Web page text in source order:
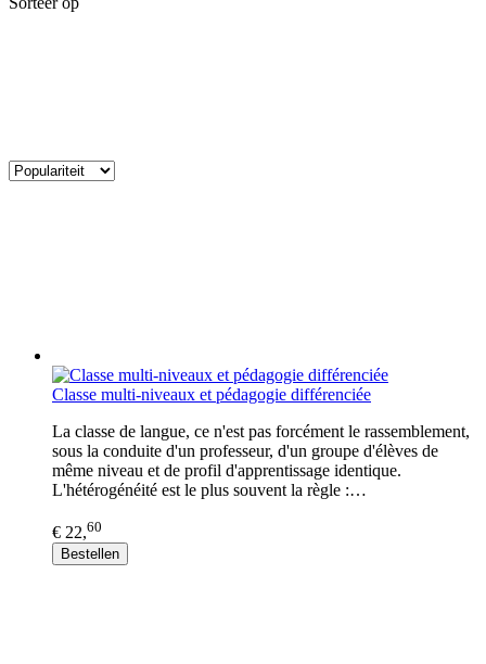
Classe multi-niveaux et pédagogie différenciée
La classe de langue, ce n'est pas forcément le rassemblement,
sous la conduite d'un professeur, d'un groupe d'élèves de
même niveau et de profil d'apprentissage identique.
L'hétérogénéité est le plus souvent la règle :…
€ 22,60
Bestellen